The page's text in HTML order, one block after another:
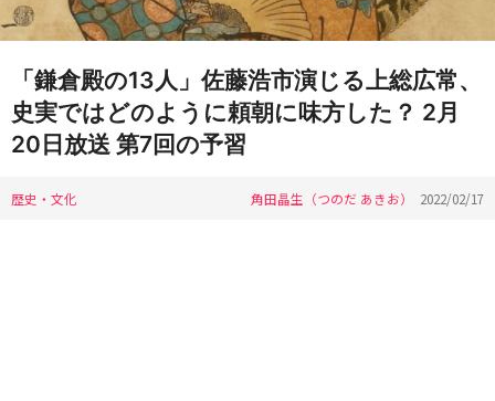
「鎌倉殿の13人」佐藤浩市演じる上総広常、
史実ではどのように頼朝に味方した？ 2月
20日放送 第7回の予習
歴史・文化 角田晶生（つのだ あきお） 2022/02/17